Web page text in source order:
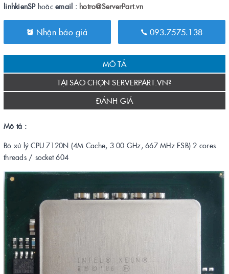
linhkienSPhoặc email : hotro@ServerPart.vn
Nhận báo giá 093.7575.138
MÔ TẢ
TẠI SAO CHỌN SERVERPART.VN?
ĐÁNH GIÁ
Mô tả :
Bộ xử lý CPU 7120N (4M Cache, 3.00 GHz, 667 MHz FSB) 2 cores
threads / socket 604